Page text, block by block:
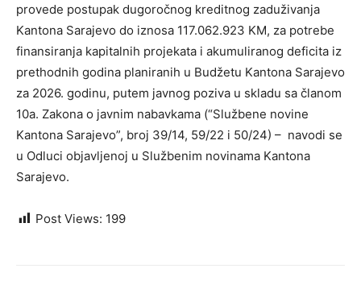
provede postupak dugoročnog kreditnog zaduživanja
Kantona Sarajevo do iznosa 117.062.923 KM, za potrebe
finansiranja kapitalnih projekata i akumuliranog deficita iz
prethodnih godina planiranih u Budžetu Kantona Sarajevo
za 2026. godinu, putem javnog poziva u skladu sa članom
10a. Zakona o javnim nabavkama (“Službene novine
Kantona Sarajevo”, broj 39/14, 59/22 i 50/24) – navodi se
u Odluci objavljenoj u Službenim novinama Kantona
Sarajevo.
Post Views: 199